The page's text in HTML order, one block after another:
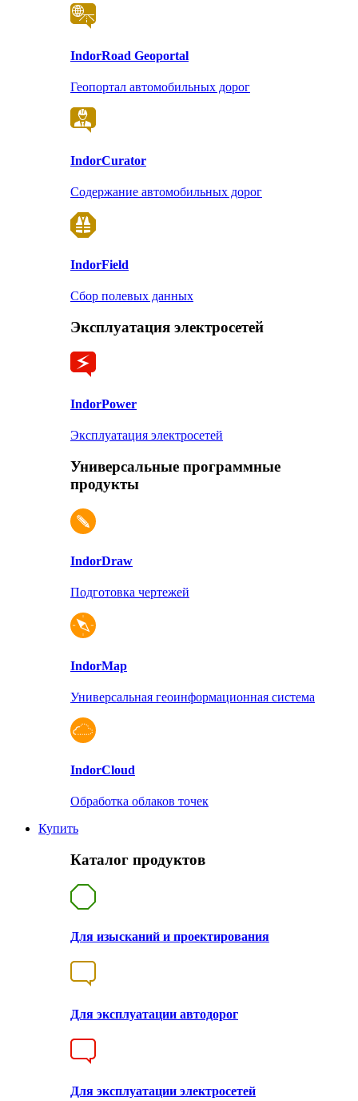
IndorRoad Geoportal
Геопортал автомобильных дорог
IndorCurator
Содержание автомобильных дорог
IndorField
Сбор полевых данных
Эксплуатация электросетей
IndorPower
Эксплуатация электросетей
Универсальные программные
продукты
IndorDraw
Подготовка чертежей
IndorMap
Универсальная геоинформационная система
IndorCloud
Обработка облаков точек
Купить
Каталог продуктов
Для изысканий и проектирования
Для эксплуатации автодорог
Для эксплуатации электросетей